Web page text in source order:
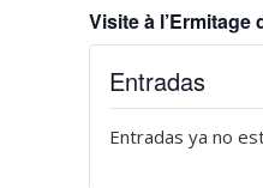
Visite à l’Ermitage
Entradas
Entradas ya no